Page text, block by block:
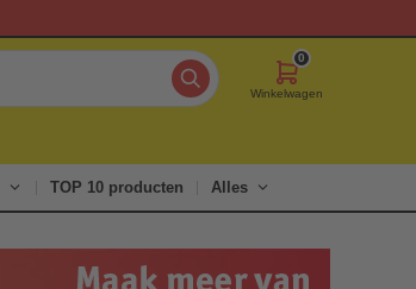
0
Winkelwagen
TOP 10 producten Alles